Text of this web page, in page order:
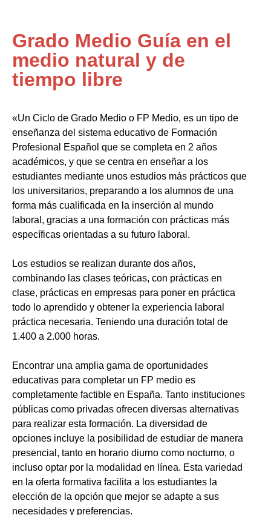
Grado Medio Guía en el
medio natural y de
tiempo libre
«Un Ciclo de Grado Medio o FP Medio, es un tipo de
enseñanza del sistema educativo de Formación
Profesional Español que se completa en 2 años
académicos, y que se centra en enseñar a los
estudiantes mediante unos estudios más prácticos que
los universitarios, preparando a los alumnos de una
forma más cualificada en la inserción al mundo
laboral, gracias a una formación con prácticas más
específicas orientadas a su futuro laboral.
Los estudios se realizan durante dos años,
combinando las clases teóricas, con prácticas en
clase, prácticas en empresas para poner en práctica
todo lo aprendido y obtener la experiencia laboral
práctica necesaria. Teniendo una duración total de
1.400 a 2.000 horas.
Encontrar una amplia gama de oportunidades
educativas para completar un FP medio es
completamente factible en España. Tanto instituciones
públicas como privadas ofrecen diversas alternativas
para realizar esta formación. La diversidad de
opciones incluye la posibilidad de estudiar de manera
presencial, tanto en horario diurno como nocturno, o
incluso optar por la modalidad en línea. Esta variedad
en la oferta formativa facilita a los estudiantes la
elección de la opción que mejor se adapte a sus
necesidades y preferencias.